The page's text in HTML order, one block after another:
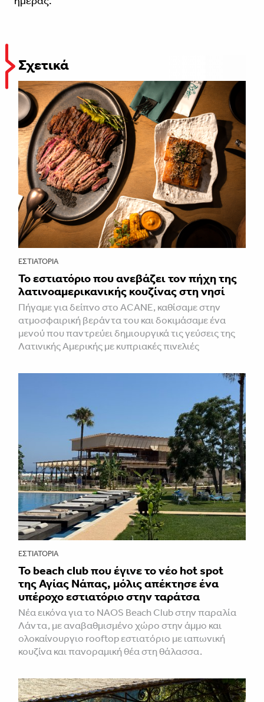
Σχετικά
ΕΣΤΙΑΤΌΡΙΑ
Το εστιατόριο που ανεβάζει τον πήχη της
λατινοαμερικανικής κουζίνας στη νησί
Πήγαμε για δείπνο στο ACANE, καθίσαμε στην
ατμοσφαιρική βεράντα του και δοκιμάσαμε ένα
μενού που παντρεύει δημιουργικά τις γεύσεις της
Λατινικής Αμερικής με κυπριακές πινελιές
ΕΣΤΙΑΤΌΡΙΑ
Το beach club που έγινε το νέο hot spot
της Αγίας Νάπας, μόλις απέκτησε ένα
υπέροχο εστιατόριο στην ταράτσα
Νέα εικόνα για το NAOS Beach Club στην παραλία
Λάντα, με αναβαθμισμένο χώρο στην άμμο και
ολοκαίνουργιο rooftop εστιατόριο με ιαπωνική
κουζίνα και πανοραμική θέα στη θάλασσα.